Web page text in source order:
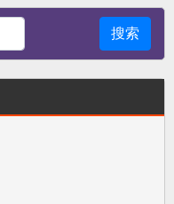
搜索